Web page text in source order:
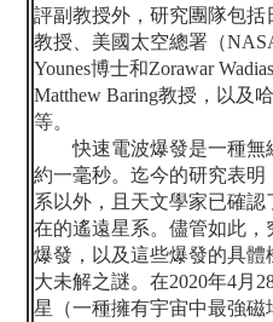
評副教授外，研究團隊包括
教授、美國太空總署（
Younes博士和Zorawar
Matthew Baring教授，以及
等。
快速電波爆發是一種無
約一毫秒。迄今的研究表
系以外，且天文學家已確
在的遙遠星系。儘管如此
爆發，以及這些爆發的具
大未解之謎。在2020年4月
星（一種擁有宇宙中最強磁